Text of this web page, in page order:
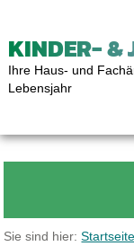
KINDER- &
Ihre Haus- und
Lebensjahr
Sie sind hier:Startseite